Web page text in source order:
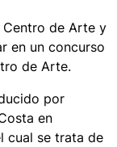
Centro de Arte y
en un concurso
de Arte.
por
en
cual se trata de